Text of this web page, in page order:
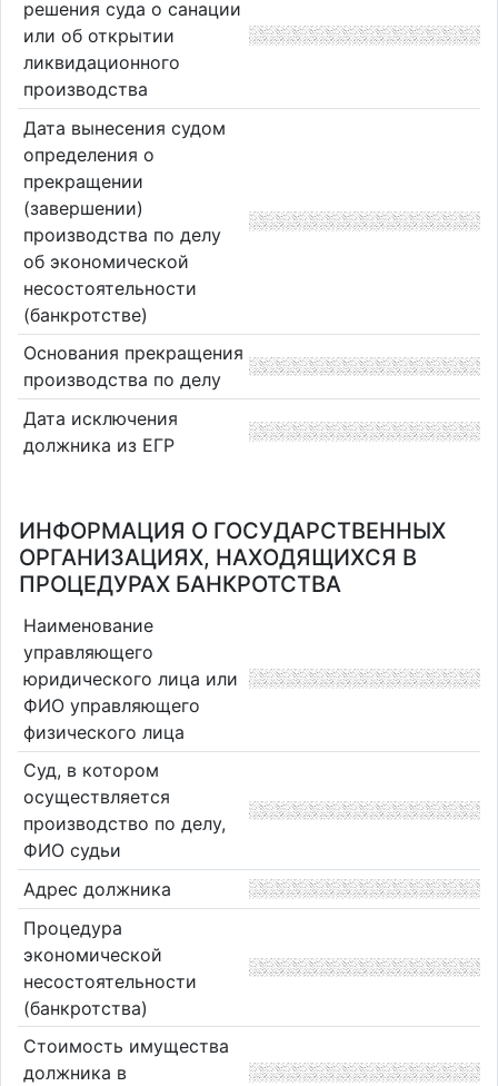
решения суда о санации
или об открытии
ликвидационного
производства
Дата вынесения судом
определения о
прекращении
(завершении)
производства по делу
об экономической
несостоятельности
(банкротстве)
Основания прекращения
производства по делу
Дата исключения
должника из ЕГР
ИНФОРМАЦИЯ О ГОСУДАРСТВЕННЫХ
ОРГАНИЗАЦИЯХ, НАХОДЯЩИХСЯ В
ПРОЦЕДУРАХ БАНКРОТСТВА
Наименование
управляющего
юридического лица или
ФИО управляющего
физического лица
Суд, в котором
осуществляется
производство по делу,
ФИО судьи
Адрес должника
Процедура
экономической
несостоятельности
(банкротства)
Стоимость имущества
должника в